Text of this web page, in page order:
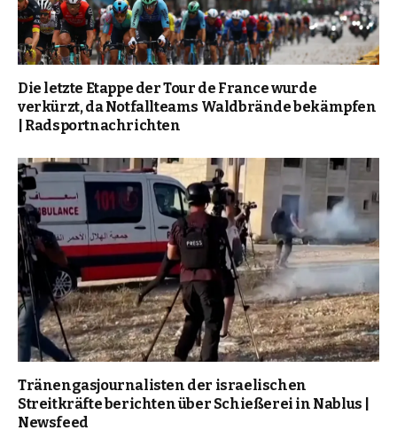
Die letzte Etappe der Tour de France wurde
verkürzt, da Notfallteams Waldbrände bekämpfen
| Radsportnachrichten
Tränengasjournalisten der israelischen
Streitkräfte berichten über Schießerei in Nablus |
Newsfeed